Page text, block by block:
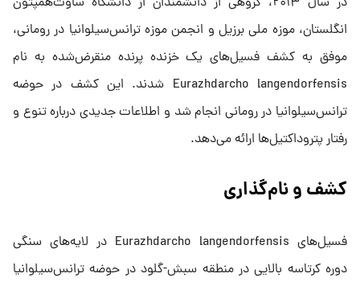
انگلستان، موزه ملی برزیل و انجمن موزه ترانس‌سیلوانیا در رومانی،
موفق به کشف فسیل‌های یک خزنده پرنده منقرض‌شده به نام
Eurazhdarcho langendorfensis شدند. این کشف در حوضه
ترانس‌سیلوانیا در رومانی انجام شد و اطلاعات جدیدی درباره تنوع و
رفتار پتروداکتیل‌ها ارائه می‌دهد.
کشف و نام‌گذاری
فسیل‌های Eurazhdarcho langendorfensis در لایه‌های سنگی
دوره کرتاسه بالایی در منطقه سبش-گلود در حوضه ترانس‌سیلوانیا